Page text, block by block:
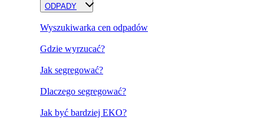
ODPADY
Wyszukiwarka cen odpadów
Gdzie wyrzucać?
Jak segregować?
Dlaczego segregować?
Jak być bardziej EKO?